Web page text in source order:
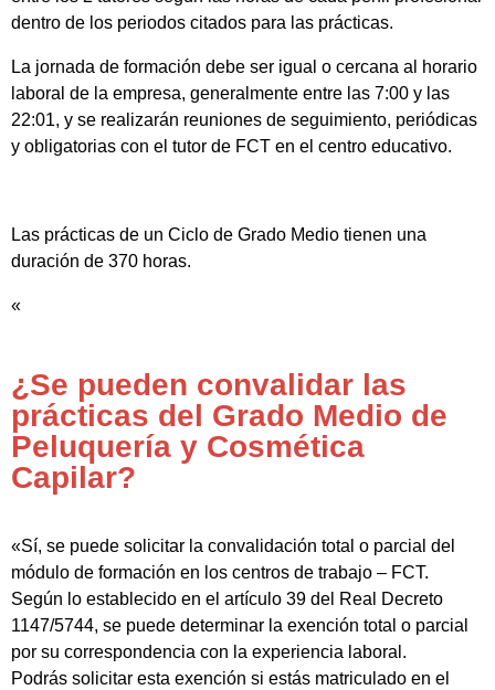
dentro de los periodos citados para las prácticas.
La jornada de formación debe ser igual o cercana al horario
laboral de la empresa, generalmente entre las 7:00 y las
22:01, y se realizarán reuniones de seguimiento, periódicas
y obligatorias con el tutor de FCT en el centro educativo.
Las prácticas de un Ciclo de Grado Medio tienen una
duración de 370 horas.
«
¿Se pueden convalidar las
prácticas del Grado Medio de
Peluquería y Cosmética
Capilar?
«Sí, se puede solicitar la convalidación total o parcial del
módulo de formación en los centros de trabajo – FCT.
Según lo establecido en el artículo 39 del Real Decreto
1147/5744, se puede determinar la exención total o parcial
por su correspondencia con la experiencia laboral.
Podrás solicitar esta exención si estás matriculado en el